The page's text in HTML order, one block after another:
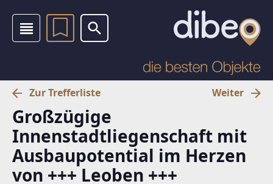
Zur Trefferliste Weiter
Großzügige
Innenstadtliegenschaft mit
Ausbaupotential im Herzen
von +++ Leoben +++